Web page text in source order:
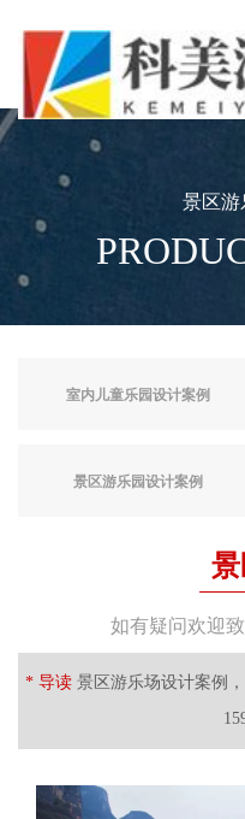
景区游
室内儿童乐园设计案例
景区游乐园设计案例
如有疑问欢迎
* 导读 景区游乐场设计案例